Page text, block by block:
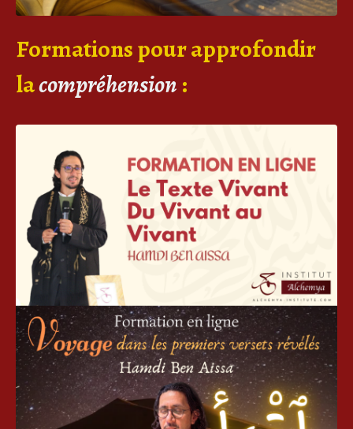
Formations pour approfondir
lacompréhension :